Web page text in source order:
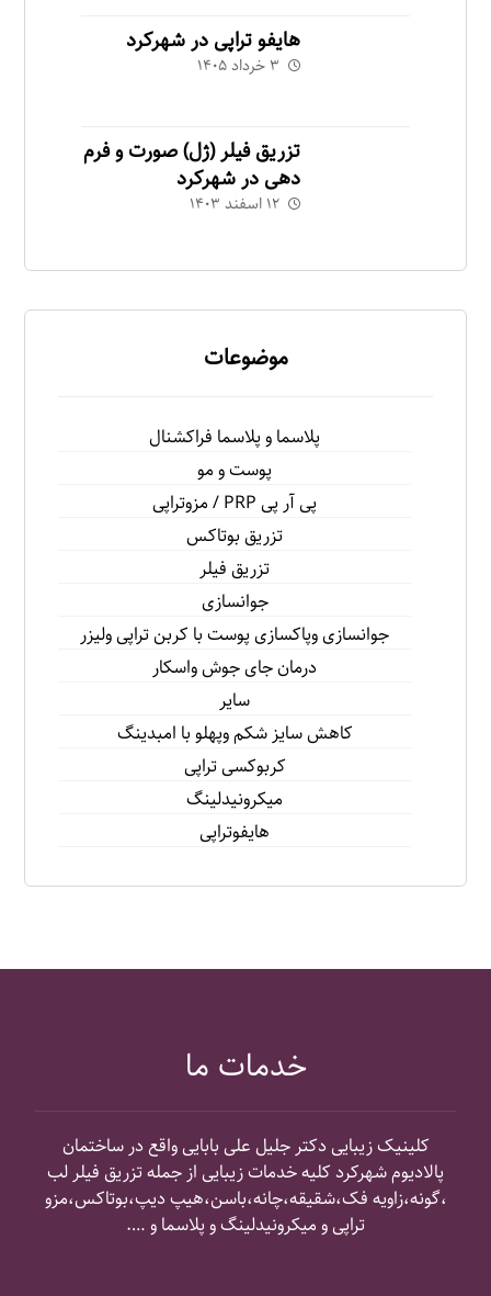
هایفو تراپی در شهرکرد
۳ خرداد ۱۴۰۵
تزریق فیلر (ژل) صورت و فرم
دهی در شهرکرد
۱۲ اسفند ۱۴۰۳
موضوعات
پلاسما و پلاسما فراكشنال
پوست و مو
پى آر پى PRP / مزوتراپى
تزريق بوتاكس
تزريق فيلر
جوانسازى
جوانسازى وپاكسازى پوست با كربن تراپى وليزر
درمان جاى جوش واسكار
سایر
كاهش سايز شكم وپهلو با امبدينگ
كربوكسى تراپى
ميكرونيدلينگ
هايفوتراپی
خدمات ما
کلینیک زیبایی دکتر جلیل علی بابایی واقع در ساختمان
پالادیوم شهرکرد کلیه خدمات زیبایی از جمله تزریق فیلر لب
،گونه،زاویه فک،شقیقه،چانه،باسن،هیپ دیپ،بوتاکس،مزو
تراپی و میکرونیدلینگ و پلاسما و ….